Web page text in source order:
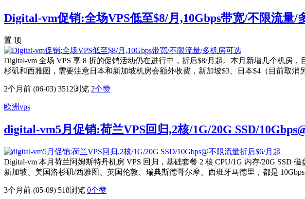
Digital-vm促销:全场VPS低至$8/月,10Gbps带宽/不限流量/
置 顶
Digital-vm 全场 VPS 享 8 折的促销活动仍在进行中，折后$8/月起。本月新增几个机房
杉矶和西雅图，需要注意日本和新加坡机房会额外收费，新加坡$3、日本$4（目前取
2个月前 (06-03) 3512浏览 2个赞
欧洲vps
digital-vm5月促销:荷兰VPS回归,2核/1G/20G SSD/
Digital-vm 本月荷兰阿姆斯特丹机房 VPS 回归，基础套餐 2 核 CPU/1G 内存/20G SSD
新加坡、美国洛杉矶/西雅图、英国伦敦、瑞典斯德哥尔摩、西班牙马德里，都是
3个月前 (05-09) 518浏览 0个赞